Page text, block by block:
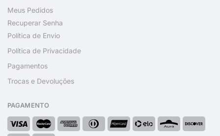
Meus Pedidos
Recuperar Senha
Política de Envio
Política de Privacidade
Pagamentos
Trocas e Devoluções
PAGAMENTO